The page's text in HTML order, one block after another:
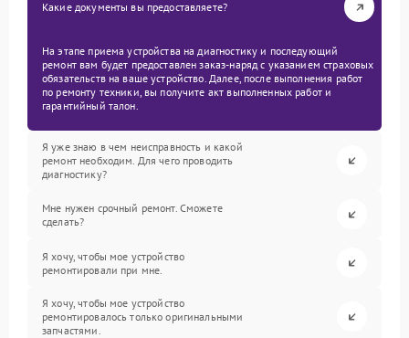
Какие документы вы предоставляете?
На этапе приема устройства на диагностику и последующий
ремонт вам будет предоставлен заказ-наряд с указанием страховых
обязательств на ваше устройство. Далее, после выполнения работ
по ремонту техники, вы получите акт выполненных работ и
гарантийный талон.
Я уже знаю в чем неисправность и какой
ремонт необходим. Для чего проводить
диагностику?
Мне нужен срочный ремонт. Сможете
сделать?
Я хочу, чтобы мое устройство
ремонтировали при мне.
Я хочу, чтобы мое устройство
ремонтировалось только оригинальными
запчастями.